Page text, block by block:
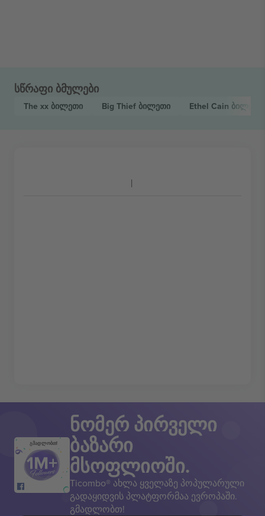
სწრაფი ბმულები
The xx ბილეთი Big Thief ბილეთი Ethel Cain ბილეთი
გმადლობთ!
ნომერ პირველი
ბაზარი
მსოფლიოში.
Ticombo® ახლა ყველაზე პოპულარული
გადაყიდვის პლატფორმაა ევროპაში.
გმადლობთ!